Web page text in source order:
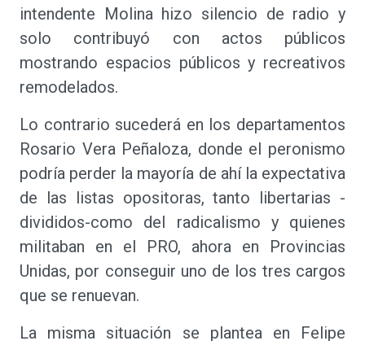
intendente Molina hizo silencio de radio y
solo contribuyó con actos públicos
mostrando espacios públicos y recreativos
remodelados.
Lo contrario sucederá en los departamentos
Rosario Vera Peñaloza, donde el peronismo
podría perder la mayoría de ahí la expectativa
de las listas opositoras, tanto libertarias -
divididos-como del radicalismo y quienes
militaban en el PRO, ahora en Provincias
Unidas, por conseguir uno de los tres cargos
que se renuevan.
La misma situación se plantea en Felipe